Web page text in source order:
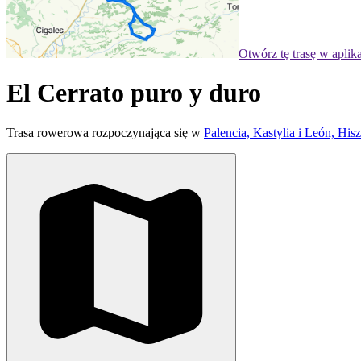
Otwórz tę trasę w
El Cerrato puro y duro
Trasa rowerowa rozpoczynająca się w Palencia, Kastylia i León,